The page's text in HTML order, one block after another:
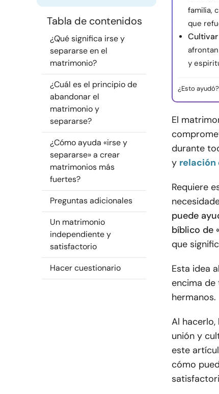
Tabla de contenidos
¿Qué significa irse y
separarse en el
matrimonio?
¿Cuál es el principio de
abandonar el
matrimonio y
separarse?
¿Cómo ayuda «irse y
separarse» a crear
matrimonios más
fuertes?
Preguntas adicionales
Un matrimonio
independiente y
satisfactorio
Hacer cuestionario
familia,
que
y
¿Esto ayudó?
El
durante
y relación
Requiere
puede
bíblico de
que
Esta idea
encima de
hermanos.
Al
unión y
este
cómo